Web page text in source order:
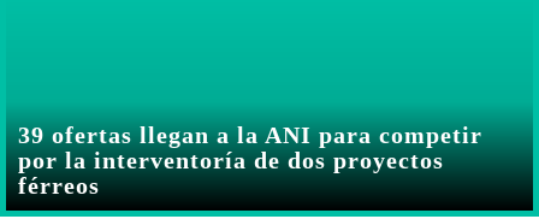
39 ofertas llegan a la ANI para competir
por la interventoría de dos proyectos
férreos